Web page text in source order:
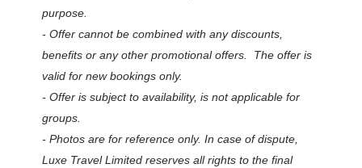
purpose.
- Offer cannot be combined with any discounts,
benefits or any other promotional offers. The offer is
valid for new bookings only.
- Offer is subject to availability, is not applicable for
groups.
- Photos are for reference only. In case of dispute,
Luxe Travel Limited reserves all rights to the final